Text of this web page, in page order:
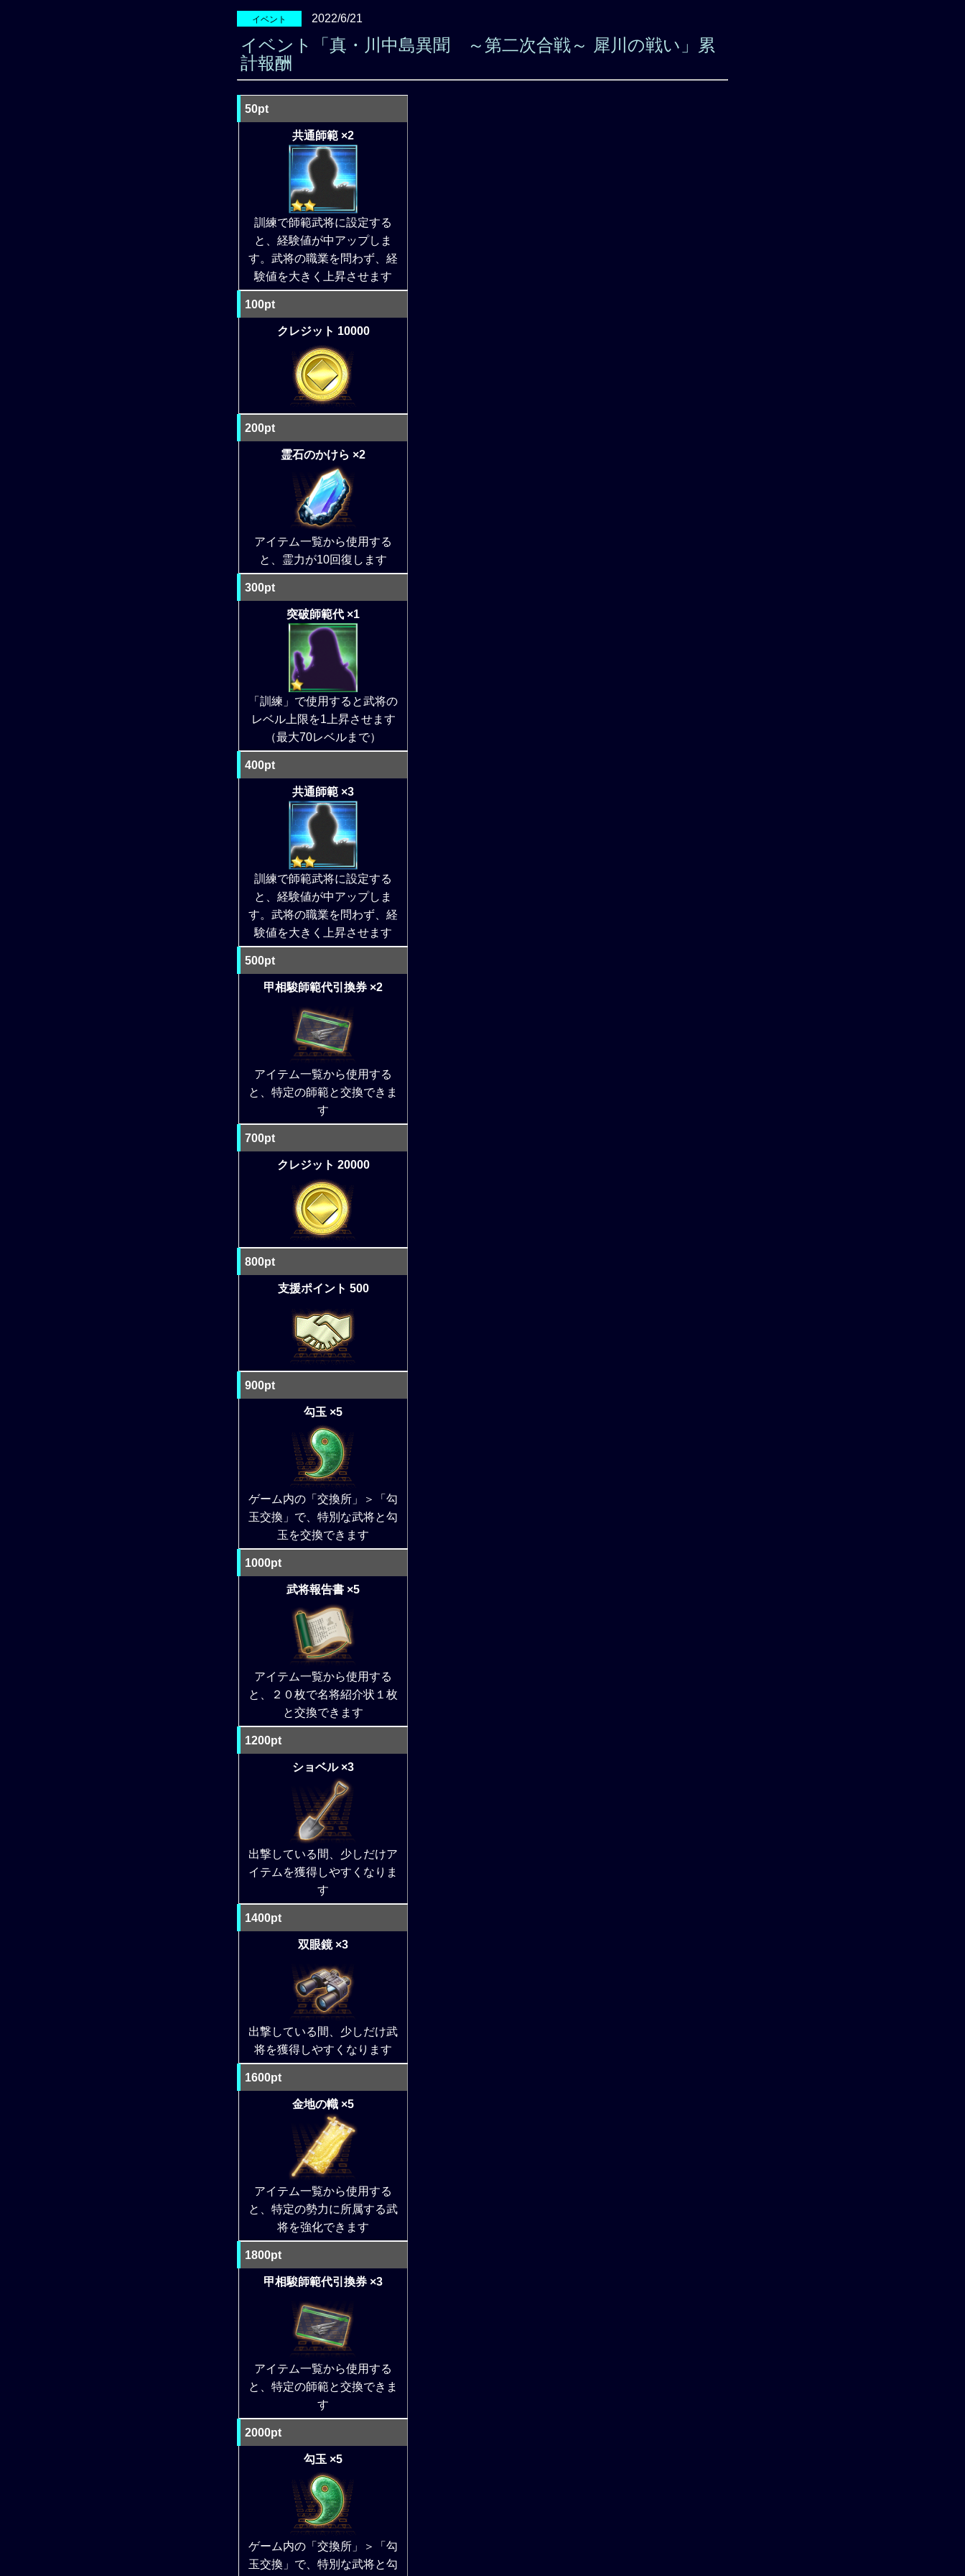
イベント 2022/6/21
イベント「真・川中島異聞 ～第二次合戦～ 犀川の戦い」累
計報酬
50pt
共通師範 ×2
訓練で師範武将に設定する
と、経験値が中アップしま
す。武将の職業を問わず、経
験値を大きく上昇させます
100pt
クレジット 10000
200pt
霊石のかけら ×2
アイテム一覧から使用する
と、霊力が10回復します
300pt
突破師範代 ×1
「訓練」で使用すると武将の
レベル上限を1上昇させます
（最大70レベルまで）
400pt
共通師範 ×3
訓練で師範武将に設定する
と、経験値が中アップしま
す。武将の職業を問わず、経
験値を大きく上昇させます
500pt
甲相駿師範代引換券 ×2
アイテム一覧から使用する
と、特定の師範と交換できま
す
700pt
クレジット 20000
800pt
支援ポイント 500
900pt
勾玉 ×5
ゲーム内の「交換所」＞「勾
玉交換」で、特別な武将と勾
玉を交換できます
1000pt
武将報告書 ×5
アイテム一覧から使用する
と、２０枚で名将紹介状１枚
と交換できます
1200pt
ショベル ×3
出撃している間、少しだけア
イテムを獲得しやすくなりま
す
1400pt
双眼鏡 ×3
出撃している間、少しだけ武
将を獲得しやすくなります
1600pt
金地の幟 ×5
アイテム一覧から使用する
と、特定の勢力に所属する武
将を強化できます
1800pt
甲相駿師範代引換券 ×3
アイテム一覧から使用する
と、特定の師範と交換できま
す
2000pt
勾玉 ×5
ゲーム内の「交換所」＞「勾
玉交換」で、特別な武将と勾